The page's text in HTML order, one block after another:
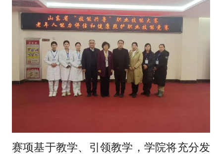
赛项基于教学、引领教学，学院将充分发